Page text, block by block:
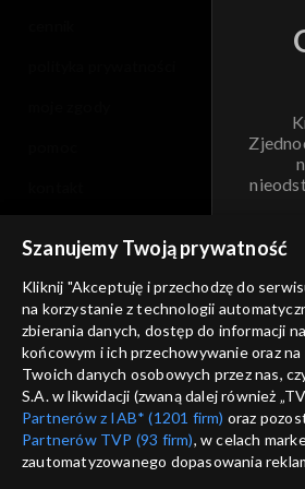
informacje o dostawcy usług
Szanujemy Twoją prywatność
Kliknij "Akceptuję i przechodzę do
na korzystanie z technologii
zbierania danych, dostęp do informacji
końcowym i ich przechowywanie oraz
Twoich danych osobowych przez nas,
S.A. w likwidacji (zwaną dalej również
Partnerów z IAB* (1201 firm) oraz
Partnerów TVP (93 firm), w celach
zautomatyzowanego dopasowania